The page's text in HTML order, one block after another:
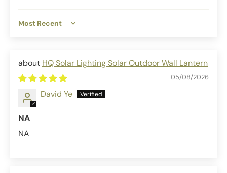
Sort by
HQ Solar Lighting Solar Outdoor Wall Lantern
05/08/2026
David Ye
NA
NA